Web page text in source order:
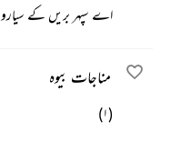
اے سپہر بریں کے سیارو
مناجات بیوہ
(۱)